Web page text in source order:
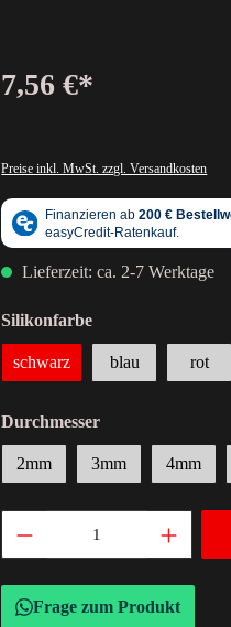
7,56 €*
Preise inkl. MwSt. zzgl. Versandkosten
Lieferzeit: ca. 2-7 Werktage
Silikonfarbe
schwarz blau rot
Durchmesser
2mm 3mm 4mm
Frage zum Produkt